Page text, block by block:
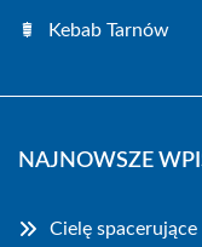
Kebab Tarnów
NAJNOWSZE
Cielę